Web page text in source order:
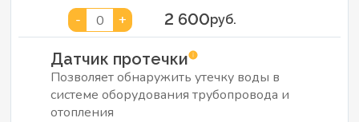
-
0 + 2 600руб.
Датчик протечки
Позволяет обнаружить утечку воды в
системе оборудования трубопровода и
отопления